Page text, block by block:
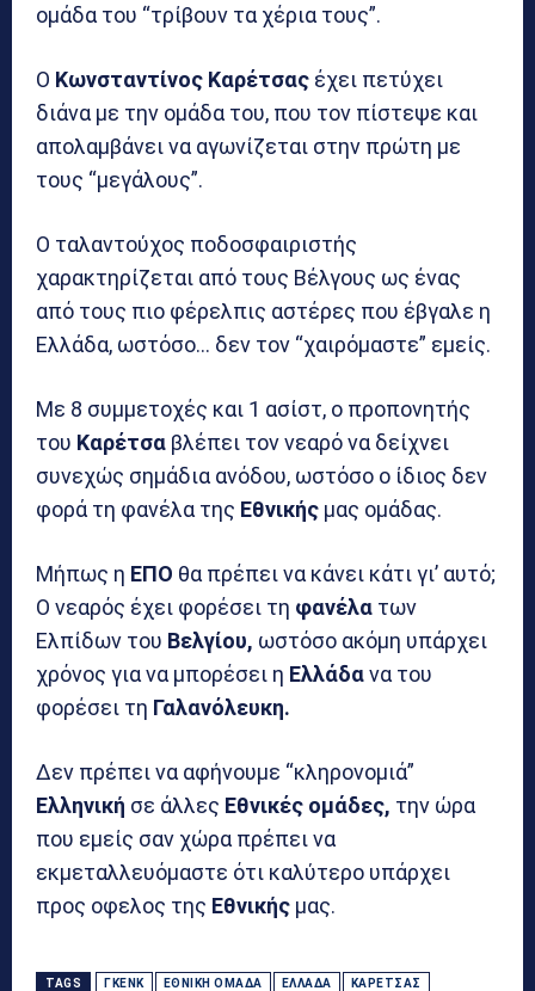
ομάδα του “τρίβουν τα χέρια τους”.
Ο Κωνσταντίνος Καρέτσας έχει πετύχει
διάνα με την ομάδα του, που τον πίστεψε και
απολαμβάνει να αγωνίζεται στην πρώτη με
τους “μεγάλους”.
Ο ταλαντούχος ποδοσφαιριστής
χαρακτηρίζεται από τους Βέλγους ως ένας
από τους πιο φέρελπις αστέρες που έβγαλε η
Ελλάδα, ωστόσο… δεν τον “χαιρόμαστε” εμείς.
Με 8 συμμετοχές και 1 ασίστ, ο προπονητής
του Καρέτσα βλέπει τον νεαρό να δείχνει
συνεχώς σημάδια ανόδου, ωστόσο ο ίδιος δεν
φορά τη φανέλα της Εθνικής μας ομάδας.
Μήπως η ΕΠΟ θα πρέπει να κάνει κάτι γι’ αυτό;
Ο νεαρός έχει φορέσει τη φανέλα των
Ελπίδων του Βελγίου, ωστόσο ακόμη υπάρχει
χρόνος για να μπορέσει η Ελλάδανα του
φορέσει τη Γαλανόλευκη.
Δεν πρέπει να αφήνουμε “κληρονομιά”
Ελληνική σε άλλες Εθνικές ομάδες, την ώρα
που εμείς σαν χώρα πρέπει να
εκμεταλλευόμαστε ότι καλύτερο υπάρχει
προς οφελος της Εθνικής μας.
TAGS ΓΚΈΝΚ ΕΘΝΙΚΉ ΟΜΆΔΑ ΕΛΛΆΔΑ ΚΑΡΈΤΣΑΣ